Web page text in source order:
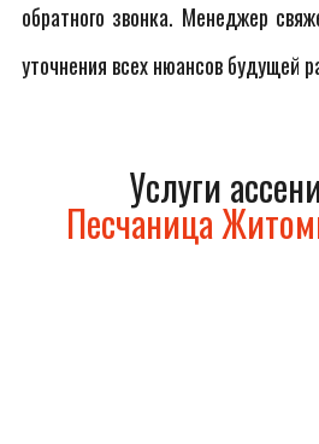
обратного звонка. Менеджер
уточнения всех нюансов будущей
Услуги
Песчаница